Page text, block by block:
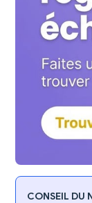
CONSEIL DU